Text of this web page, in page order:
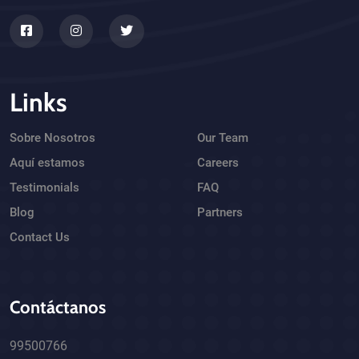
Links
Sobre Nosotros
Aquí estamos
Testimonials
Blog
Contact Us
Our Team
Careers
FAQ
Partners
Contáctanos
99500766